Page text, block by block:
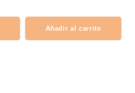
Añadir al carrito